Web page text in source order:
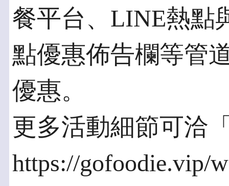
餐平台、LINE熱點
點優惠佈告欄等管
優惠。
更多活動細節可洽
https://gofoodie.vip/